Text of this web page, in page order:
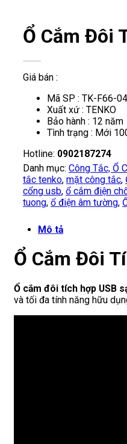
Ổ Cắm Đôi
Giá bán :
Mã SP : TK-F66-
Xuất xứ : TENKO
Bảo hành : 12 năm
Tình trạng : Mới
Hotline: 0902187274
Danh mục: Công Tắc, Ổ
tắc tenko, mặt công tắc,
cổng usb, ổ cắm điện
tuong, ổ điện âm tường,
Mô tả
Ổ Cắm Đôi
Ổ cắm đôi tích hợp USB
và tối đa tính năng hữu